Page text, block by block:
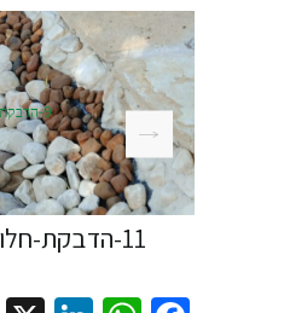
9-הדבקת-חלוקים-לדפנות
11-הדבקת-חלוקים-לדפנות